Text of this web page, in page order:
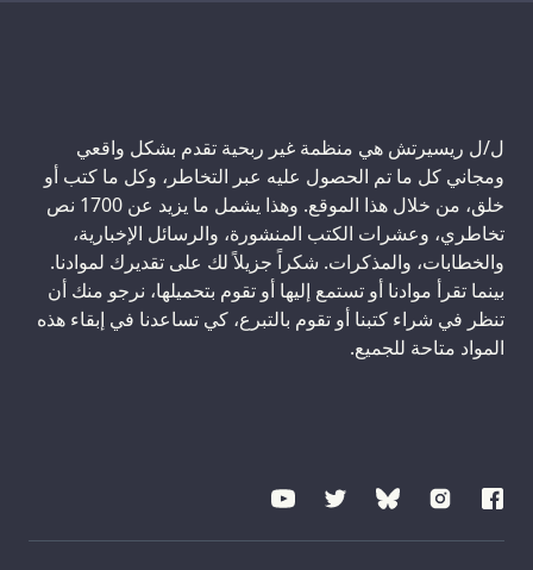
ل/ل ريسيرتش هي منظمة غير ربحية تقدم بشكل واقعي
ومجاني كل ما تم الحصول عليه عبر التخاطر، وكل ما كتب أو
خلق، من خلال هذا الموقع. وهذا يشمل ما يزيد عن 1700 نص
تخاطري، وعشرات الكتب المنشورة، والرسائل الإخبارية،
والخطابات، والمذكرات. شكراً جزيلاً لك على تقديرك لموادنا.
بينما تقرأ موادنا أو تستمع إليها أو تقوم بتحميلها، نرجو منك أن
تنظر في شراء كتبنا أو تقوم بالتبرع، كي تساعدنا في إبقاء هذه
المواد متاحة للجميع.